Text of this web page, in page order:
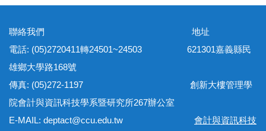
聯絡我們 地址
電話: (05)2720411轉24501~24503 621301嘉義縣民
雄鄉大學路168號
傳真: (05)272-1197 創新大樓管理學
院會計與資訊科技學系暨研究所267辦公室
E-MAIL: deptact@ccu.edu.tw 會計與資訊科技